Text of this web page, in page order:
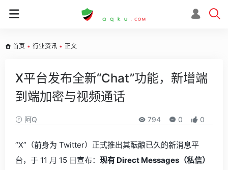
首页 • 行业资讯 • 正文
X平台发布全新“Chat”功能，新增端
到端加密与视频通话
阿Q 794 0 0
“X”（前身为 Twitter）正式推出其酝酿已久的新消息平
台，于 11 月 15 日宣布： 现有 Direct Messages（私信）